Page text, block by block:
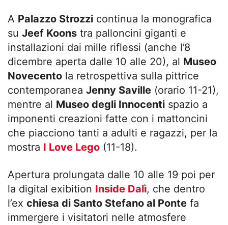
A Palazzo Strozzi continua la monografica
su Jeef Koons tra palloncini giganti e
installazioni dai mille riflessi (anche l’8
dicembre aperta dalle 10 alle 20), al Museo
Novecento la retrospettiva sulla pittrice
contemporanea Jenny Saville (orario 11-21),
mentre al Museo degli Innocenti spazio a
imponenti creazioni fatte con i mattoncini
che piacciono tanti a adulti e ragazzi, per la
mostra I Love Lego (11-18).
Apertura prolungata dalle 10 alle 19 poi per
la digital exibition Inside Dalì, che dentro
l’ex chiesa di Santo Stefano al Ponte fa
immergere i visitatori nelle atmosfere